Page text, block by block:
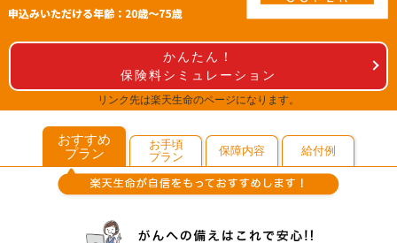
かんたん！
保険料シミュレーション
リンク先は楽天生命のページになります。
おすすめ
プラン
お手頃
プラン
保障内容 給付例